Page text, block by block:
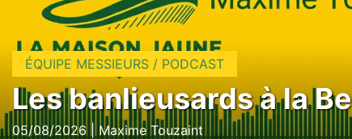
ÉQUIPE MESSIEURS / PODCAST
Les banlieusards à la
05/08/2026 | Maxime Touzaint